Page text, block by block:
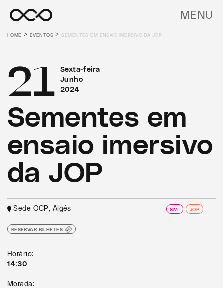
MENU
HOME >EVENTOS > SEMENTES EM ENSAIO IMERSIVO DA JOP
Sexta-feira
Junho
2024
21
Sementes em
ensaio imersivo
da JOP
Sede OCP, Algés SM JOP
RESERVAR BILHETES
Horário:
14:30
Morada: